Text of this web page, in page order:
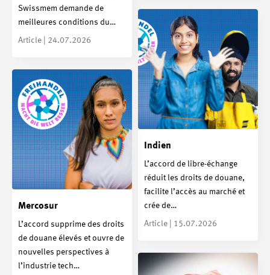
Swissmem demande de
meilleures conditions du…
Article | 24.07.2026
Indien
L’accord de libre-échange
réduit les droits de douane,
facilite l’accès au marché et
crée de…
Article | 15.07.2026
Mercosur
L’accord supprime des droits
de douane élevés et ouvre de
nouvelles perspectives à
l’industrie tech…